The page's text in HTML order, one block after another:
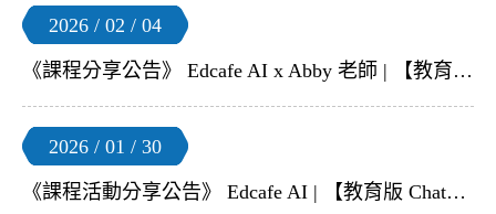
2026 / 02 / 04
《課程分享公告》 Edcafe AI x Abby 老師 | 【教育版 ChatGPT–Edcafe AI】線上研習
2026 / 01 / 30
《課程活動分享公告》 Edcafe AI | 【教育版 ChatGPT–Edcafe AI】2 月免費線上教師研習